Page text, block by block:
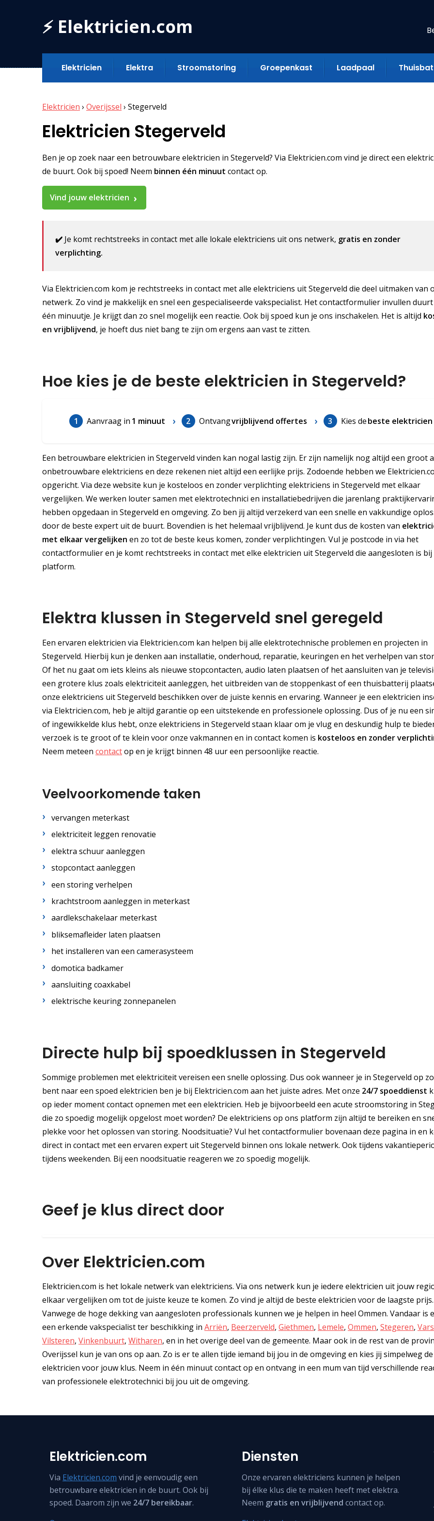
⚡ Elektricien.com
Elektricien Elektra Stroomstoring Groepenkast Laadpaal
Elektricien › Overijssel › Stegerveld
Elektricien Stegerveld
Ben je op zoek naar een betrouwbare elektricien in Stegerveld? Via Elektricien.com vind je direct een
de buurt. Ook bij spoed! Neem binnen één minuut contact op.
Vind jouw elektricien
✔️ Je komt rechtstreeks in contact met alle lokale elektriciens uit ons netwerk, gratis en zonder
verplichting.
Via Elektricien.com kom je rechtstreeks in contact met alle elektriciens uit Stegerveld die deel uitmaken van
netwerk. Zo vind je makkelijk en snel een gespecialiseerde vakspecialist. Het contactformulier invullen
één minuutje. Je krijgt dan zo snel mogelijk een reactie. Ook bij spoed kun je ons inschakelen. Het is altijd
en vrijblijvend, je hoeft dus niet bang te zijn om ergens aan vast te zitten.
Hoe kies je de beste elektricien in Stegerveld?
1 Aanvraag in 1 minuut 2 Ontvangvrijblijvend offertes 3 Kies debeste elektricien
Een betrouwbare elektricien in Stegerveld vinden kan nogal lastig zijn. Er zijn namelijk nog altijd een groot
onbetrouwbare elektriciens en deze rekenen niet altijd een eerlijke prijs. Zodoende hebben we
opgericht. Via deze website kun je kosteloos en zonder verplichting elektriciens in Stegerveld met elkaar
vergelijken. We werken louter samen met elektrotechnici en installatiebedrijven die jarenlang
hebben opgedaan in Stegerveld en omgeving. Zo ben jij altijd verzekerd van een snelle en vakkundige
door de beste expert uit de buurt. Bovendien is het helemaal vrijblijvend. Je kunt dus de kosten van
met elkaar vergelijken en zo tot de beste keus komen, zonder verplichtingen. Vul je postcode in via het
contactformulier en je komt rechtstreeks in contact met elke elektricien uit Stegerveld die aangesloten is bij
platform.
Elektra klussen in Stegerveld snel geregeld
Een ervaren elektricien via Elektricien.com kan helpen bij alle elektrotechnische problemen en projecten in
Stegerveld. Hierbij kun je denken aan installatie, onderhoud, reparatie, keuringen en het verhelpen van
Of het nu gaat om iets kleins als nieuwe stopcontacten, audio laten plaatsen of het aansluiten van je
een grotere klus zoals elektriciteit aanleggen, het uitbreiden van de stoppenkast of een thuisbatterij
onze elektriciens uit Stegerveld beschikken over de juiste kennis en ervaring. Wanneer je een elektricien
via Elektricien.com, heb je altijd garantie op een uitstekende en professionele oplossing. Dus of je nu een
of ingewikkelde klus hebt, onze elektriciens in Stegerveld staan klaar om je vlug en deskundig hulp te
verzoek is te groot of te klein voor onze vakmannen en in contact komen is kosteloos en zonder
Neem meteen contactop en je krijgt binnen 48 uur een persoonlijke reactie.
Veelvoorkomende taken
vervangen meterkast
elektriciteit leggen renovatie
elektra schuur aanleggen
stopcontact aanleggen
een storing verhelpen
krachtstroom aanleggen in meterkast
aardlekschakelaar meterkast
bliksemafleider laten plaatsen
het installeren van een camerasysteem
domotica badkamer
aansluiting coaxkabel
elektrische keuring zonnepanelen
Directe hulp bij spoedklussen in Stegerveld
Sommige problemen met elektriciteit vereisen een snelle oplossing. Dus ook wanneer je in Stegerveld op
bent naar een spoed elektricien ben je bij Elektricien.com aan het juiste adres. Met onze 24/7 spoeddienst
op ieder moment contact opnemen met een elektricien. Heb je bijvoorbeeld een acute stroomstoring in
die zo spoedig mogelijk opgelost moet worden? De elektriciens op ons platform zijn altijd te bereiken en
plekke voor het oplossen van storing. Noodsituatie? Vul het contactformulier bovenaan deze pagina in en
direct in contact met een ervaren expert uit Stegerveld binnen ons lokale netwerk. Ook tijdens
tijdens weekenden. Bij een noodsituatie reageren we zo spoedig mogelijk.
Geef je klus direct door
Over Elektricien.com
Elektricien.com is het lokale netwerk van elektriciens. Via ons netwerk kun je iedere elektricien uit jouw
elkaar vergelijken om tot de juiste keuze te komen. Zo vind je altijd de beste elektricien voor de laagste prijs.
Vanwege de hoge dekking van aangesloten professionals kunnen we je helpen in heel Ommen. Vandaar is
een erkende vakspecialist ter beschikking in Arriën, Beerzerveld, Giethmen, Lemele, Ommen, Stegeren,
Vilsteren, Vinkenbuurt, Witharen, en in het overige deel van de gemeente. Maar ook in de rest van de
Overijssel kun je van ons op aan. Zo is er te allen tijde iemand bij jou in de omgeving en kies jij simpelweg
elektricien voor jouw klus. Neem in één minuut contact op en ontvang in een mum van tijd verschillende
van professionele elektrotechnici bij jou uit de omgeving.
Elektricien.com
Via Elektricien.com vind je eenvoudig een
betrouwbare elektricien in de buurt. Ook bij
spoed. Daarom zijn we 24/7 bereikbaar.
Diensten
Onze ervaren elektriciens kunnen je helpen
bij élke klus die te maken heeft met elektra.
Neem gratis en vrijblijvend contact op.